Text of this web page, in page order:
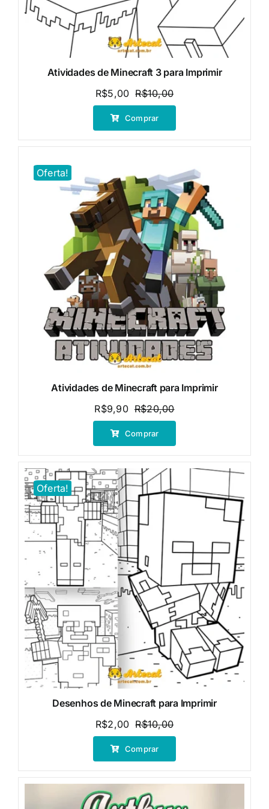
Atividades de Minecraft 3 para Imprimir
R$10,00O
preço
era:
R$5,00
O
preço
é:
Comprar
Oferta!
Atividades de Minecraft para Imprimir
R$20,00O
preço
era:
R$9,90
O
preço
é:
Comprar
Oferta!
Desenhos de Minecraft para Imprimir
R$10,00O
preço
era:
R$2,00
O
preço
é:
Comprar